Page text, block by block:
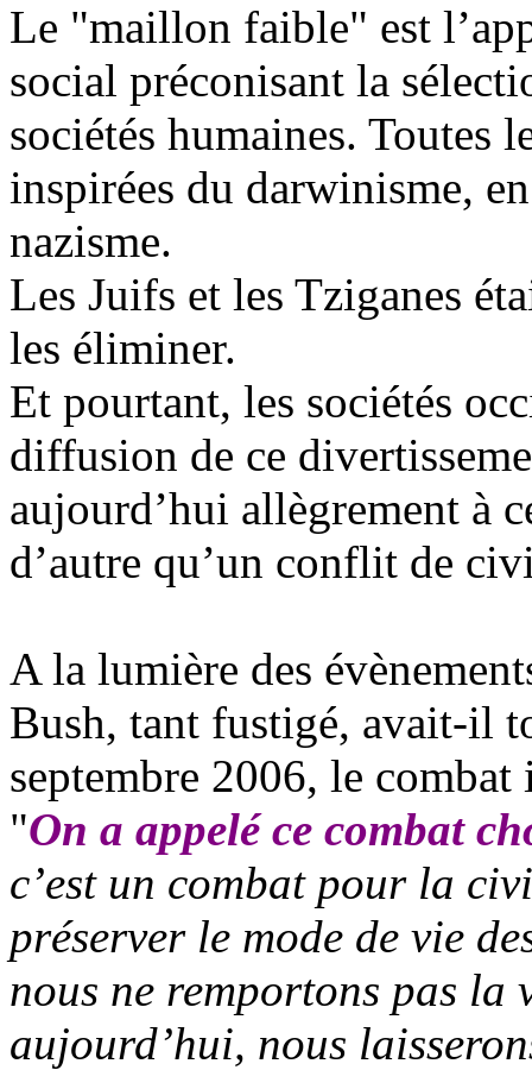
Le "maillon faible" est
social préconisant la
sociétés humaines. Toutes
inspirées du darwinisme,
nazisme.
Les Juifs et les Tziganes
les éliminer.
Et pourtant, les sociétés
diffusion de ce
aujourd’hui allègrement à
d’autre qu’un conflit de
A la lumière des
Bush, tant fustigé, avait-il
septembre 2006, le
"On a appelé ce combat
c’est un combat pour la
préserver le mode de vie
nous ne remportons pas
aujourd’hui, nous